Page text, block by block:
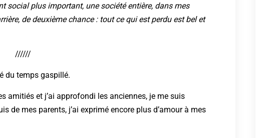
social plus important, une société entière, dans mes
de deuxième chance : tout ce qui est perdu est bel et
//////
du temps gaspillé.
amitiés et j’ai approfondi les anciennes, je me suis
de mes parents, j’ai exprimé encore plus d’amour à mes